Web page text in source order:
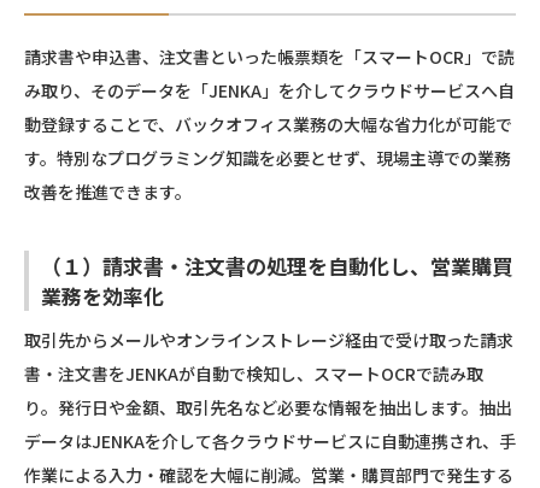
請求書や申込書、注文書といった帳票類を「スマートOCR」で読
み取り、そのデータを「JENKA」を介してクラウドサービスへ自
動登録することで、バックオフィス業務の大幅な省力化が可能で
す。特別なプログラミング知識を必要とせず、現場主導での業務
改善を推進できます。
（１）請求書・注文書の処理を自動化し、営業購買
業務を効率化
取引先からメールやオンラインストレージ経由で受け取った請求
書・注文書をJENKAが自動で検知し、スマートOCRで読み取
り。発行日や金額、取引先名など必要な情報を抽出します。抽出
データはJENKAを介して各クラウドサービスに自動連携され、手
作業による入力・確認を大幅に削減。営業・購買部門で発生する